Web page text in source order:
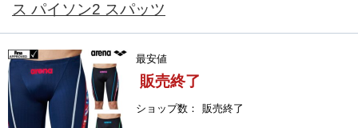
ス パイソン2 スパッツ
最安値
販売終了
ショップ数 販売終了